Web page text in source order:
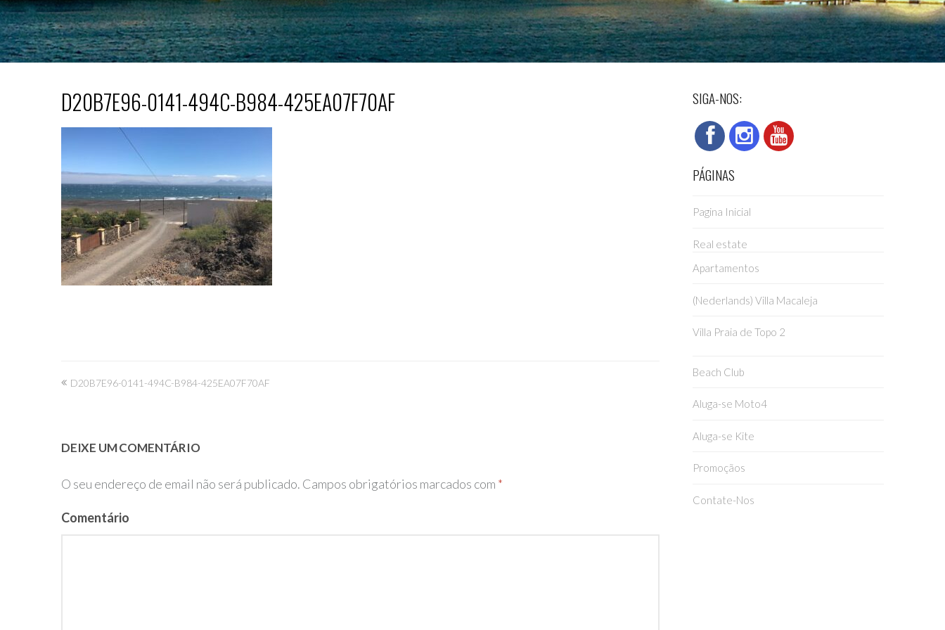
D20B7E96-0141-494C-B984-425EA07F70AF
de
D20B7E96-0141-494C-B984-425EA07F70AF
DEIXE UM COMENTÁRIO
O seu endereço de email não será publicado. Campos obrigatórios marcados com *
Comentário
SIGA-NOS:
PÁGINAS
Pagina Inicial
Real estate
Apartamentos
(Nederlands) Villa Macaleja
Villa Praia de Topo 2
Beach Club
Aluga-se Moto4
Aluga-se Kite
Promoçãos
Contate-Nos